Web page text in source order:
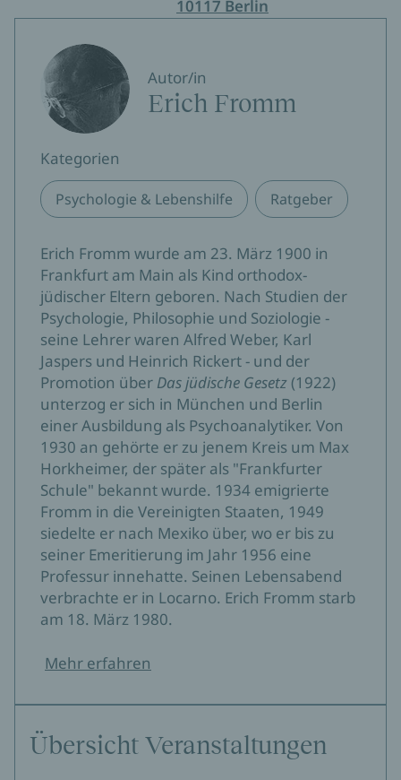
10117 Berlin
Autor/in
Erich Fromm
Kategorien
Psychologie & Lebenshilfe Ratgeber
Erich Fromm wurde am 23. März 1900 in
Frankfurt am Main als Kind orthodox-
jüdischer Eltern geboren. Nach Studien der
Psychologie, Philosophie und Soziologie -
seine Lehrer waren Alfred Weber, Karl
Jaspers und Heinrich Rickert - und der
Promotion über Das jüdische Gesetz (1922)
unterzog er sich in München und Berlin
einer Ausbildung als Psychoanalytiker. Von
1930 an gehörte er zu jenem Kreis um Max
Horkheimer, der später als "Frankfurter
Schule" bekannt wurde. 1934 emigrierte
Fromm in die Vereinigten Staaten, 1949
siedelte er nach Mexiko über, wo er bis zu
seiner Emeritierung im Jahr 1956 eine
Professur innehatte. Seinen Lebensabend
verbrachte er in Locarno. Erich Fromm starb
am 18. März 1980.
Mehr erfahren
Übersicht Veranstaltungen